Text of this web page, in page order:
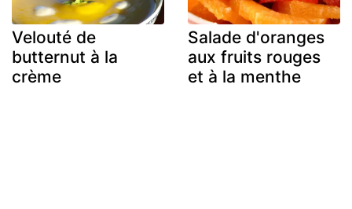
Velouté de
butternut à la
crème
Salade d'oranges
aux fruits rouges
et à la menthe